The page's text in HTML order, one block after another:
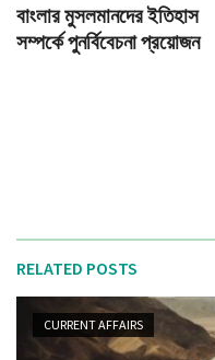
বাংলার মুসলমানদের ইতিহাস
সম্পর্কে পুনর্বিবেচনা প্রয়োজন
RELATED POSTS
CURRENT AFFAIRS